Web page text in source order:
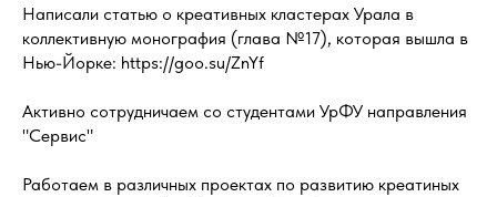
Написали статью о креативных кластерах Урала в
коллективную монография (глава №17), которая вышла в
Нью-Йорке: https://goo.su/ZnYf
Активно сотрудничаем со студентами УрФУ направления
"Сервис"
Работаем в различных проектах по развитию креатиных